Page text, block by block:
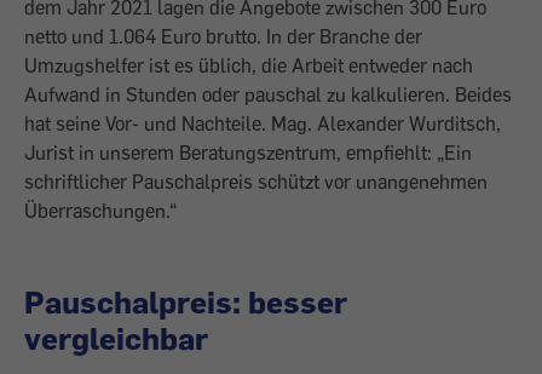
dem Jahr 2021 lagen die Angebote zwischen 300 Euro
netto und 1.064 Euro brutto. In der Branche der
Umzugshelfer ist es üblich, die Arbeit entweder nach
Aufwand in Stunden oder pauschal zu kalkulieren. Beides
hat seine Vor- und Nachteile. Mag. Alexander Wurditsch,
Jurist in unserem Beratungszentrum, empfiehlt: „Ein
schriftlicher Pauschalpreis schützt vor unangenehmen
Überraschungen.“
Pauschalpreis: besser
vergleichbar